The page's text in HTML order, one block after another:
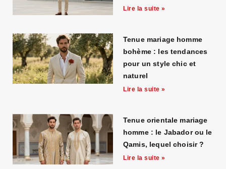
Lire la suite »
Tenue mariage homme
bohème : les tendances
pour un style chic et
naturel
Lire la suite »
Tenue orientale mariage
homme : le Jabador ou le
Qamis, lequel choisir ?
Lire la suite »